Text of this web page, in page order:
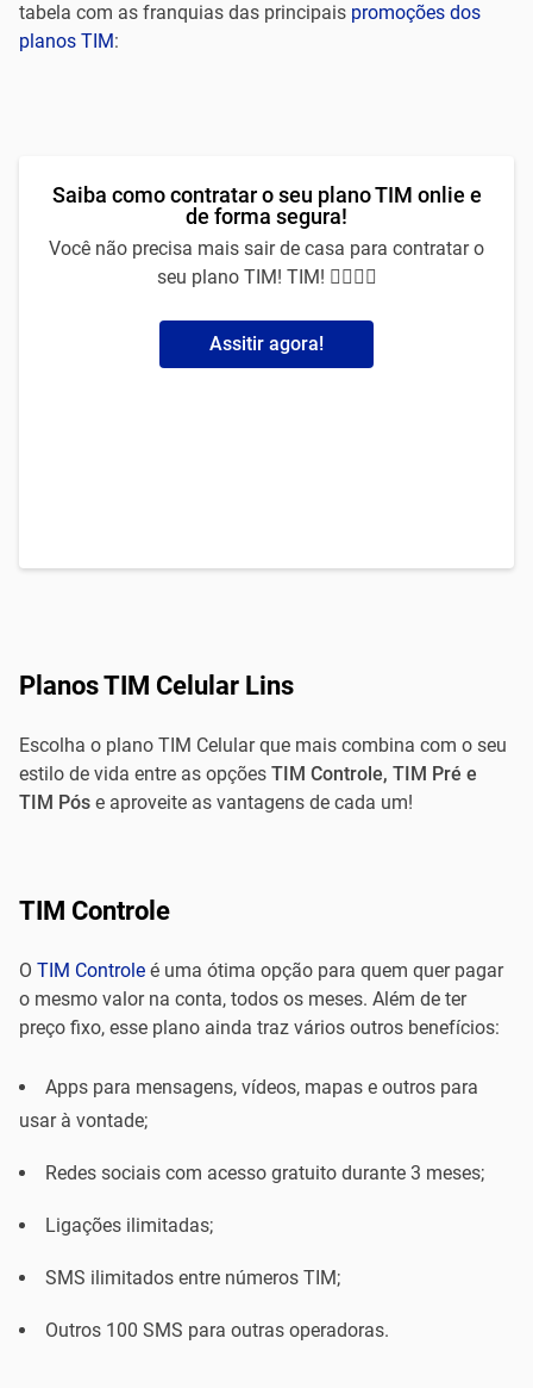
tabela com as franquias das principais promoções dos
planos TIM:
Saiba como contratar o seu plano TIM onlie e
de forma segura!
Você não precisa mais sair de casa para contratar o
seu plano TIM! TIM! 🙅‍♀️🙅‍♂️
Assitir agora!
Planos TIM Celular Lins
Escolha o plano TIM Celular que mais combina com o seu
estilo de vida entre as opções TIM Controle, TIM Pré e
TIM Pós e aproveite as vantagens de cada um!
TIM Controle
O TIM Controle é uma ótima opção para quem quer pagar
o mesmo valor na conta, todos os meses. Além de ter
preço fixo, esse plano ainda traz vários outros benefícios:
Apps para mensagens, vídeos, mapas e outros para
usar à vontade;
Redes sociais com acesso gratuito durante 3 meses;
Ligações ilimitadas;
SMS ilimitados entre números TIM;
Outros 100 SMS para outras operadoras.